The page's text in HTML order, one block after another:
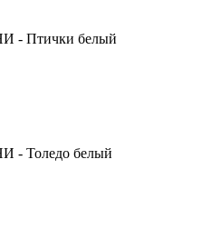
- Птички белый
- Толедо белый